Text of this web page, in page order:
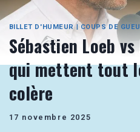
BILLET D'HUMEUR| COUPS DE
Sébastien Loeb
qui mettent tout
colère
17 novembre 2025